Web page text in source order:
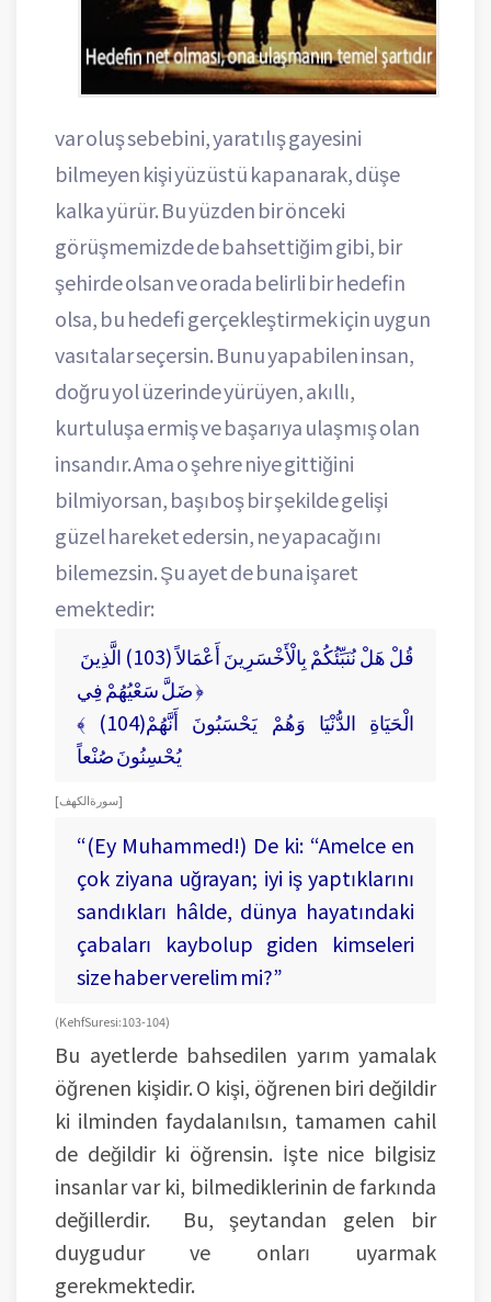
var oluş sebebini, yaratılış gayesini
bilmeyen kişi yüzüstü kapanarak, düşe
kalka yürür. Bu yüzden bir önceki
görüşmemizde de bahsettiğim gibi, bir
şehirde olsan ve orada belirli bir hedefin
olsa, bu hedefi gerçekleştirmek için uygun
vasıtalar seçersin. Bunu yapabilen insan,
doğru yol üzerinde yürüyen, akıllı,
kurtuluşa ermiş ve başarıya ulaşmış olan
insandır. Ama o şehre niye gittiğini
bilmiyorsan, başıboş bir şekilde gelişi
güzel hareket edersin, ne yapacağını
bilemezsin. Şu ayet de buna işaret
emektedir:
ضَلَّ سَعْيُهُمْ فِي ﴿
﴾ (104)الْحَيَاةِ الدُّنْيَا وَهُمْ يَحْسَبُونَ أَنَّهُمْ
يُحْسِنُونَ صُنْعاً
[ سورة الكهف ]
“(Ey Muhammed!) De ki: “Amelce en
çok ziyana uğrayan; iyi iş yaptıklarını
sandıkları hâlde, dünya hayatındaki
çabaları kaybolup giden kimseleri
size haber verelim mi?”
(Kehf Suresi: 103-104)
Bu ayetlerde bahsedilen yarım yamalak
öğrenen kişidir. O kişi, öğrenen biri değildir
ki ilminden faydalanılsın, tamamen cahil
de değildir ki öğrensin. İşte nice bilgisiz
insanlar var ki, bilmediklerinin de farkında
değillerdir. Bu, şeytandan gelen bir
duygudur ve onları uyarmak
gerekmektedir.